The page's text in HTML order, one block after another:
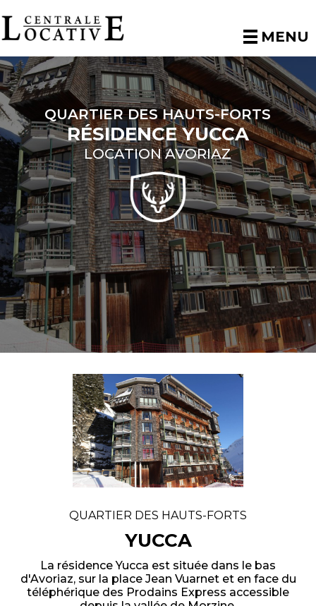
MENU
QUARTIER DES HAUTS-FORTS
RÉSIDENCE YUCCA
LOCATION AVORIAZ
QUARTIER DES HAUTS-FORTS
YUCCA
La résidence Yucca est située dans le bas
d'Avoriaz, sur la place Jean Vuarnet et en face du
téléphérique des Prodains Express accessible